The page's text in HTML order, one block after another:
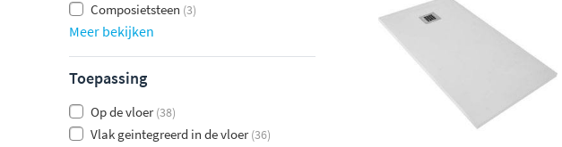
Composietsteen (3)
Meer bekijken
Toepassing
Op de vloer(38)
Vlak geintegreerd in de vloer(36)